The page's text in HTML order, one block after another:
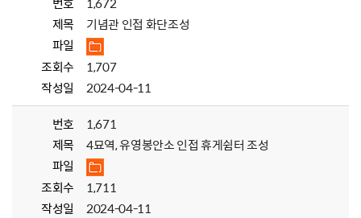
제목
기념관 인접 화단조성
파일
조회수
1,707
작성일
2024-04-11
번호
1,671
제목
4묘역, 유영봉안소 인접 휴게쉼터 조성
파일
조회수
1,711
작성일
2024-04-11